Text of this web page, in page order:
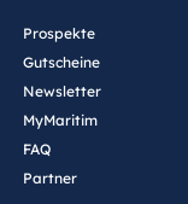
Prospekte
Gutscheine
Newsletter
MyMaritim
FAQ
Partner